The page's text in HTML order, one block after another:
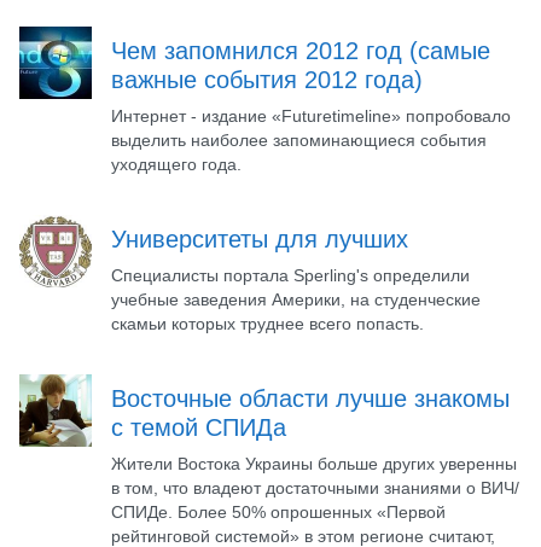
Чем запомнился 2012 год (самые
важные события 2012 года)
Интернет - издание «Futuretimeline» попробовало
выделить наиболее запоминающиеся события
уходящего года.
Университеты для лучших
Специалисты портала Sperling's определили
учебные заведения Америки, на студенческие
скамьи которых труднее всего попасть.
Восточные области лучше знакомы
с темой СПИДа
Жители Востока Украины больше других уверенны
в том, что владеют достаточными знаниями о ВИЧ/
СПИДе. Более 50% опрошенных «Первой
рейтинговой системой» в этом регионе считают,